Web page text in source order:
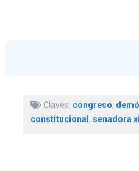
Claves: congreso,
constitucional, senadora